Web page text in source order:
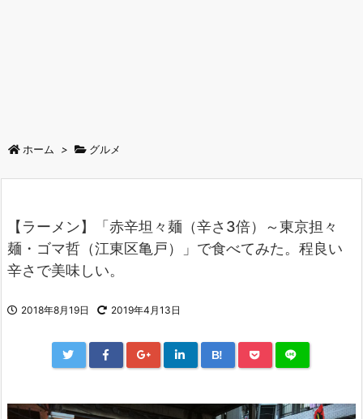
ホーム > グルメ
【ラーメン】「赤辛坦々麺（辛さ3倍）～東京担々
麺・ゴマ哲（江東区亀戸）」で食べてみた。程良い
辛さで美味しい。
2018年8月19日 2019年4月13日
B!